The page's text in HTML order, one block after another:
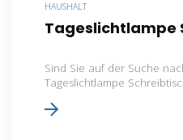
HAUSHALT
Tageslichtlampe
Sind Sie auf der Suche
Tageslichtlampe